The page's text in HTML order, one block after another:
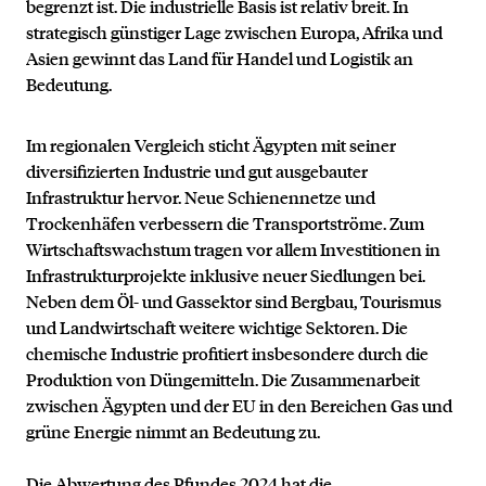
begrenzt ist. Die industrielle Basis ist relativ breit. In
strategisch günstiger Lage zwischen Europa, Afrika und
Asien gewinnt das Land für Handel und Logistik an
Bedeutung.
Im regionalen Vergleich sticht Ägypten mit seiner
diversifizierten Industrie und gut ausgebauter
Infrastruktur hervor. Neue Schienennetze und
Trockenhäfen verbessern die Transportströme. Zum
Wirtschaftswachstum tragen vor allem Investitionen in
Infrastrukturprojekte inklusive neuer Siedlungen bei.
Neben dem Öl- und Gassektor sind Bergbau, Tourismus
und Landwirtschaft weitere wichtige Sektoren. Die
chemische Industrie profitiert insbesondere durch die
Produktion von Düngemitteln. Die Zusammenarbeit
zwischen Ägypten und der EU in den Bereichen Gas und
grüne Energie nimmt an Bedeutung zu.